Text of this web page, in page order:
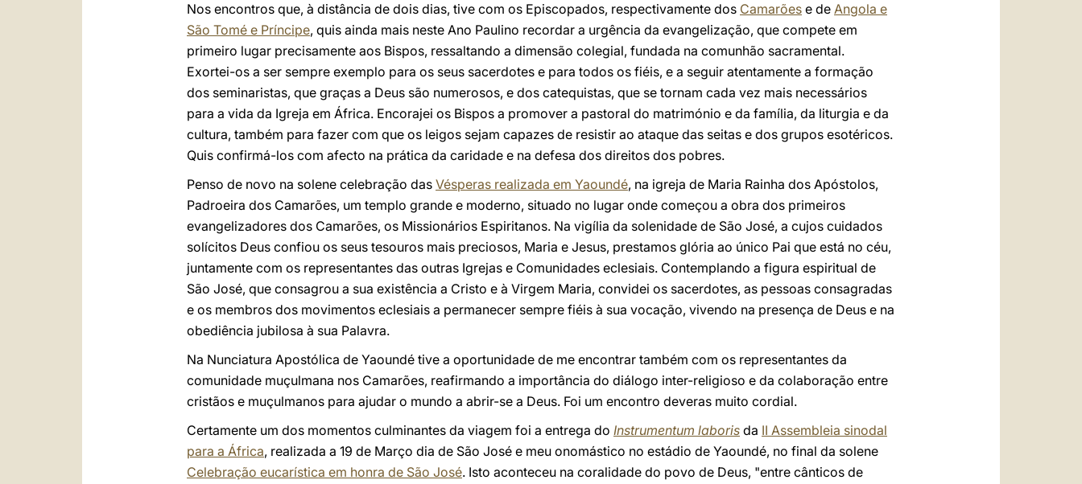
Nos encontros que, à distância de dois dias, tive com os Episcopados, respectivamente dos Camarões e de Angola e
São Tomé e Príncipe, quis ainda mais neste Ano Paulino recordar a urgência da evangelização, que compete em
primeiro lugar precisamente aos Bispos, ressaltando a dimensão colegial, fundada na comunhão sacramental.
Exortei-os a ser sempre exemplo para os seus sacerdotes e para todos os fiéis, e a seguir atentamente a formação
dos seminaristas, que graças a Deus são numerosos, e dos catequistas, que se tornam cada vez mais necessários
para a vida da Igreja em África. Encorajei os Bispos a promover a pastoral do matrimónio e da família, da liturgia e da
cultura, também para fazer com que os leigos sejam capazes de resistir ao ataque das seitas e dos grupos esotéricos.
Quis confirmá-los com afecto na prática da caridade e na defesa dos direitos dos pobres.
Penso de novo na solene celebração das Vésperas realizada em Yaoundé, na igreja de Maria Rainha dos Apóstolos,
Padroeira dos Camarões, um templo grande e moderno, situado no lugar onde começou a obra dos primeiros
evangelizadores dos Camarões, os Missionários Espiritanos. Na vigília da solenidade de São José, a cujos cuidados
solícitos Deus confiou os seus tesouros mais preciosos, Maria e Jesus, prestamos glória ao único Pai que está no céu,
juntamente com os representantes das outras Igrejas e Comunidades eclesiais. Contemplando a figura espiritual de
São José, que consagrou a sua existência a Cristo e à Virgem Maria, convidei os sacerdotes, as pessoas consagradas
e os membros dos movimentos eclesiais a permanecer sempre fiéis à sua vocação, vivendo na presença de Deus e na
obediência jubilosa à sua Palavra.
Na Nunciatura Apostólica de Yaoundé tive a oportunidade de me encontrar também com os representantes da
comunidade muçulmana nos Camarões, reafirmando a importância do diálogo inter-religioso e da colaboração entre
cristãos e muçulmanos para ajudar o mundo a abrir-se a Deus. Foi um encontro deveras muito cordial.
Certamente um dos momentos culminantes da viagem foi a entrega do Instrumentum laboris da II Assembleia sinodal
para a África, realizada a 19 de Março dia de São José e meu onomástico no estádio de Yaoundé, no final da solene
Celebração eucarística em honra de São José. Isto aconteceu na coralidade do povo de Deus, "entre cânticos de